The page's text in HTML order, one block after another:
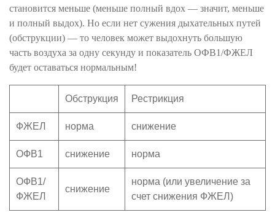
становится меньше (меньше полный вдох — значит, меньше
и полный выдох). Но если нет сужения дыхательных путей
(обструкции) — то человек может выдохнуть большую
часть воздуха за одну секунду и показатель ОФВ1/ФЖЕЛ
будет оставаться нормальным!
Обструкция Рестрикция
ФЖЕЛ норма снижение
ОФВ1 снижение норма
ОФВ1/
ФЖЕЛ
снижение
норма (или увеличение за
счет снижения ФЖЕЛ)